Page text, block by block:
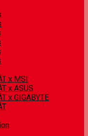
x MSI
x ASUS
x GIGABYTE